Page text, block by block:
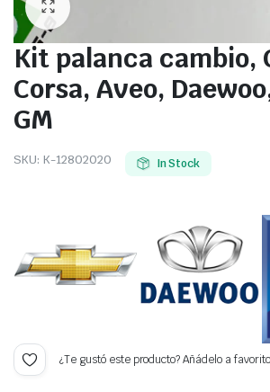
Kit palanca cambio,
Corsa, Aveo,
GM
SKU: K-12802020 In Stock
¿Te gustó este producto? Añádelo a